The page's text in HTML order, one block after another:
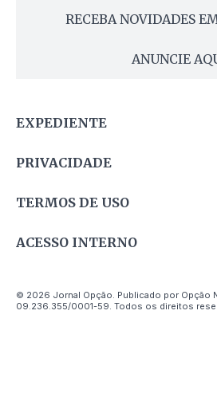
RECEBA NOVIDADES
ANUNCIE
EXPEDIENTE
PRIVACIDADE
TERMOS DE USO
ACESSO INTERNO
© 2026 Jornal Opção. Publicado por Opção
09.236.355/0001-59. Todos os direitos